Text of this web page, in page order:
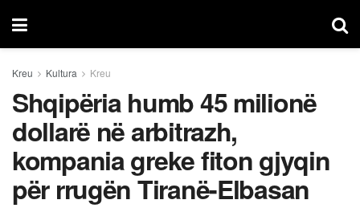
Kreu Kultura Kreu
Shqipëria humb 45 milionë
dollarë në arbitrazh,
kompania greke fiton gjyqin
për rrugën Tiranë-Elbasan